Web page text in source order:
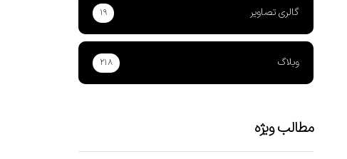
گالری تصاویر ۱۹
وبلاگ ۲۱۸
مطالب ویژه